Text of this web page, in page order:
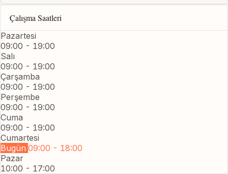
Çalışma Saatleri
Pazartesi
09:00 - 19:00
Salı
09:00 - 19:00
Çarşamba
09:00 - 19:00
Perşembe
09:00 - 19:00
Cuma
09:00 - 19:00
Cumartesi
Bugün 09:00 - 18:00
Pazar
10:00 - 17:00